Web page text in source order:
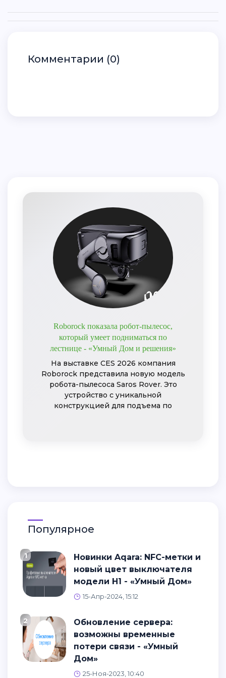
Комментарии (0)
Roborock показала робот-пылесос,
который умеет подниматься по
лестнице - «Умный Дом и решения»
На выставке CES 2026 компания
Roborock представила новую модель
робота-пылесоса Saros Rover. Это
устройство с уникальной
конструкцией для подъема по
Популярное
1
Новинки Aqara: NFC-метки и
новый цвет выключателя
модели H1 - «Умный Дом»
15-Апр-2024, 15:12
2
Обновление сервера:
возможны временные
потери связи - «Умный
Дом»
25-Ноя-2023, 10:40